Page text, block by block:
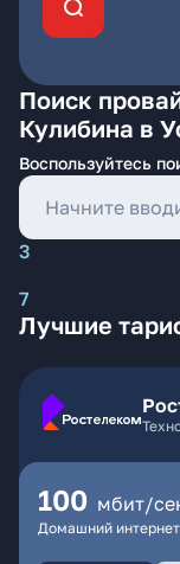
Поиск
Кулибина в
Воспользуйтесь
3
7
Лучшие
100 мбит/
Домашний интернет